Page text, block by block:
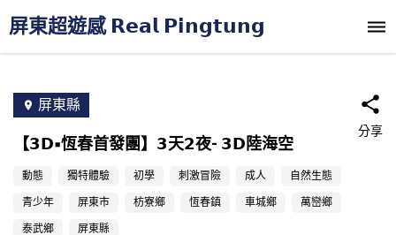
屏東超遊感 𝗥𝗲𝗮𝗹 𝗣𝗶𝗻𝗴𝘁𝘂𝗻𝗴
屏東縣
【𝟯𝗗▪︎恆春首發團】𝟯天𝟮夜‐ 𝟯𝗗陸海空
分享
動態 獨特體驗 初學 刺激冒險 成人 自然生態
青少年 屏東市 枋寮鄉 恆春鎮 車城鄉 萬巒鄉
泰武鄉 屏東縣